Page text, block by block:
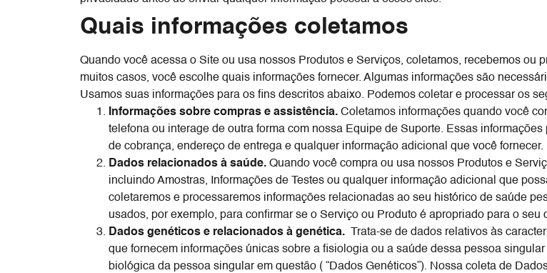
Quais informações coletamos
Quando você acessa o Site ou usa nossos Produtos e Serviços, coletamos, recebemos ou
muitos casos, você escolhe quais informações fornecer. Algumas informações são
Usamos suas informações para os fins descritos abaixo. Podemos coletar e processar os
Informações sobre compras e assistência. Coletamos informações quando você
telefona ou interage de outra forma com nossa Equipe de Suporte. Essas
de cobrança, endereço de entrega e qualquer informação adicional que você fornecer.
Dados relacionados à saúde. Quando você compra ou usa nossos Produtos e
incluindo Amostras, Informações de Testes ou qualquer informação adicional que
coletaremos e processaremos informações relacionadas ao seu histórico de saúde
usados, por exemplo, para confirmar se o Serviço ou Produto é apropriado para o seu
Dados genéticos e relacionados à genética. Trata-se de dados relativos às
que fornecem informações únicas sobre a fisiologia ou a saúde dessa pessoa
biológica da pessoa singular em questão ( “Dados Genéticos”). Nossa coleta de